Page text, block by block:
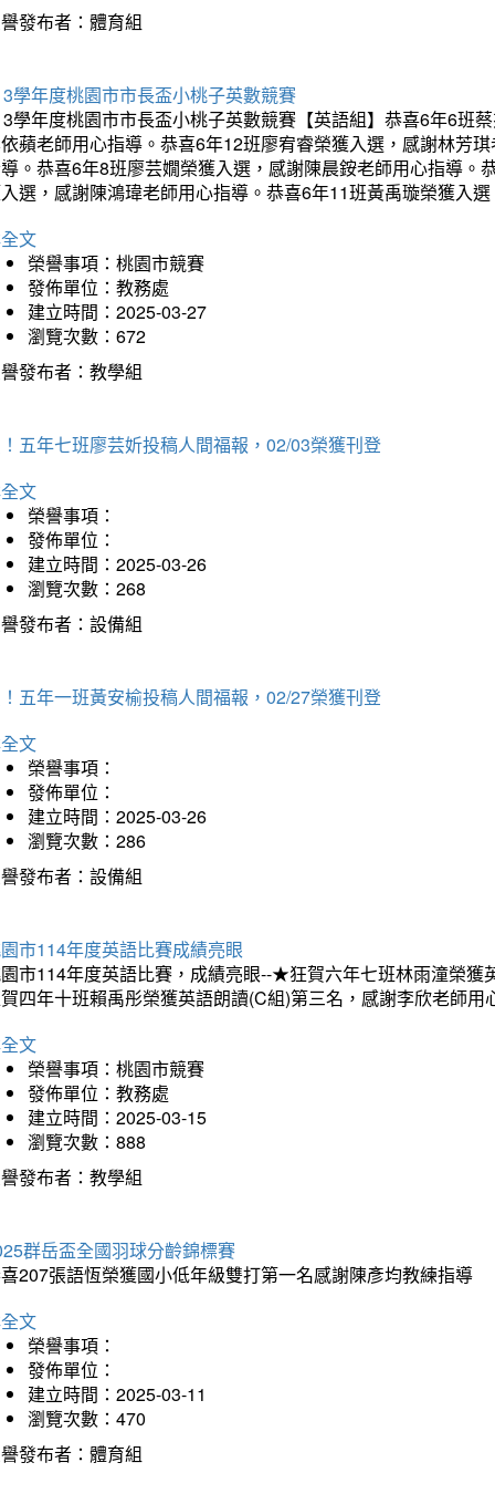
發布者：體育組
學年度桃園市市長盃小桃子英數競賽
學年度桃園市市長盃小桃子英數競賽【英語組】恭喜6年6班
蘋老師用心指導。恭喜6年12班廖宥睿榮獲入選，感謝林芳
。恭喜6年8班廖芸嫺榮獲入選，感謝陳晨銨老師用心指導
選，感謝陳鴻瑋老師用心指導。恭喜6年11班黃禹璇榮獲入
文
榮譽事項：桃園市競賽
發佈單位：教務處
建立時間：2025-03-27
瀏覽次數：672
發布者：教學組
五年七班廖芸妡投稿人間福報，02/03榮獲刊登
文
榮譽事項：
發佈單位：
建立時間：2025-03-26
瀏覽次數：268
發布者：設備組
五年一班黃安榆投稿人間福報，02/27榮獲刊登
文
榮譽事項：
發佈單位：
建立時間：2025-03-26
瀏覽次數：286
發布者：設備組
市114年度英語比賽成績亮眼
市114年度英語比賽，成績亮眼--★狂賀六年七班林雨潼榮
四年十班賴禹彤榮獲英語朗讀(C組)第三名，感謝李欣老師
文
榮譽事項：桃園市競賽
發佈單位：教務處
建立時間：2025-03-15
瀏覽次數：888
發布者：教學組
群岳盃全國羽球分齡錦標賽
207張語恆榮獲國小低年級雙打第一名感謝陳彥均教練指導
文
榮譽事項：
發佈單位：
建立時間：2025-03-11
瀏覽次數：470
發布者：體育組